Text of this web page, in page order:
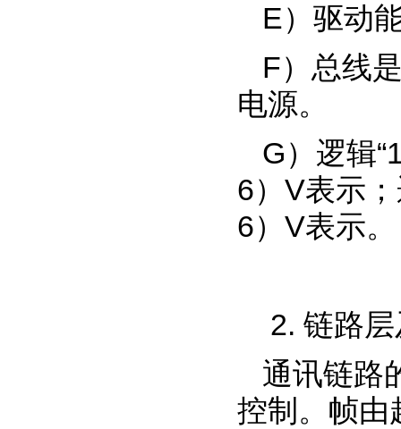
E）驱动
F）总线
电源。
G）逻辑
6）V表示
6）V表示。
2. 链路
通讯链路
控制。帧由